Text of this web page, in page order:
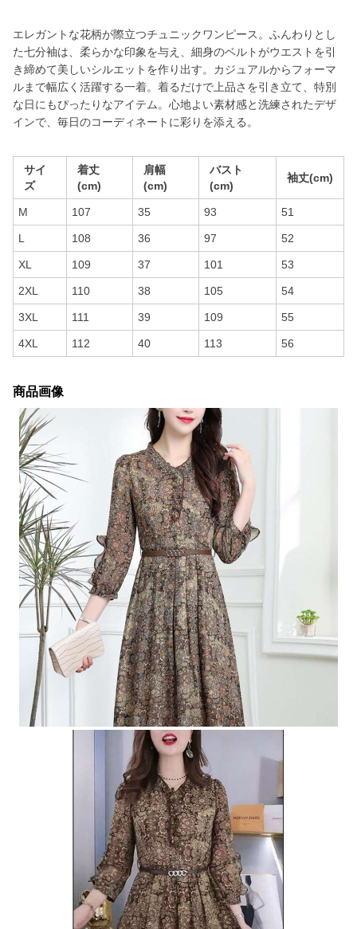
エレガントな花柄が際立つチュニックワンピース。ふんわりとし
た七分袖は、柔らかな印象を与え、細身のベルトがウエストを引
き締めて美しいシルエットを作り出す。カジュアルからフォーマ
ルまで幅広く活躍する一着。着るだけで上品さを引き立て、特別
な日にもぴったりなアイテム。心地よい素材感と洗練されたデザ
インで、毎日のコーディネートに彩りを添える。
サイ
ズ
着丈
(cm)
肩幅
(cm)
バスト
(cm)
袖丈(cm)
M 107 35 93 51
L 108 36 97 52
XL 109 37 101 53
2XL 110 38 105 54
3XL 111 39 109 55
4XL 112 40 113 56
商品画像